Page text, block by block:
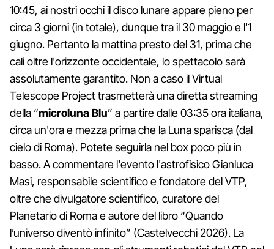
10:45, ai nostri occhi il disco lunare appare pieno per
circa 3 giorni (in totale), dunque tra il 30 maggio e l'1
giugno. Pertanto la mattina presto del 31, prima che
cali oltre l'orizzonte occidentale, lo spettacolo sarà
assolutamente garantito. Non a caso il Virtual
Telescope Project trasmetterà una diretta streaming
della “microluna Blu” a partire dalle 03:35 ora italiana,
circa un'ora e mezza prima che la Luna sparisca (dal
cielo di Roma). Potete seguirla nel box poco più in
basso. A commentare l'evento l'astrofisico Gianluca
Masi, responsabile scientifico e fondatore del VTP,
oltre che divulgatore scientifico, curatore del
Planetario di Roma e autore del libro “Quando
l’universo diventò infinito” (Castelvecchi 2026). La